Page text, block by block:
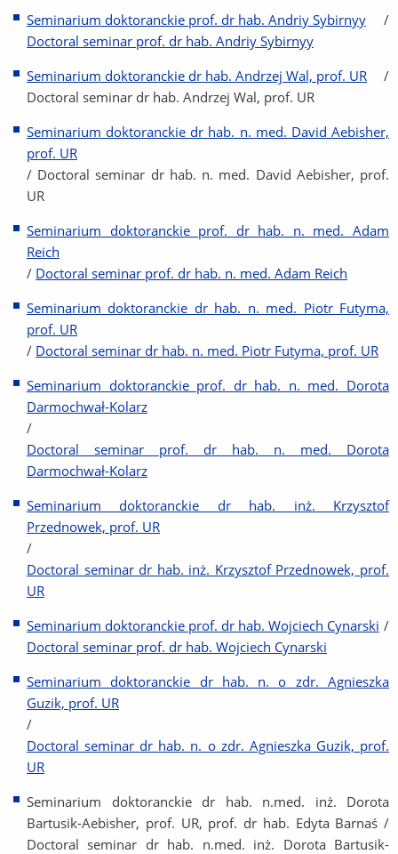
Seminarium doktoranckie prof. dr hab. Andriy Sybirnyy /
Doctoral seminar prof. dr hab. Andriy Sybirnyy
Seminarium doktoranckie dr hab. Andrzej Wal, prof. UR /
Doctoral seminar dr hab. Andrzej Wal, prof. UR
Seminarium doktoranckie dr hab. n. med. David Aebisher,
prof. UR
/ Doctoral seminar dr hab. n. med. David Aebisher, prof.
UR
Seminarium doktoranckie prof. dr hab. n. med. Adam
Reich
/ Doctoral seminar prof. dr hab. n. med. Adam Reich
Seminarium doktoranckie dr hab. n. med. Piotr Futyma,
prof. UR
/ Doctoral seminar dr hab. n. med. Piotr Futyma, prof. UR
Seminarium doktoranckie prof. dr hab. n. med. Dorota
Darmochwał-Kolarz
/
Doctoral seminar prof. dr hab. n. med. Dorota
Darmochwał-Kolarz
Seminarium doktoranckie dr hab. inż. Krzysztof
Przednowek, prof. UR
/
Doctoral seminar dr hab. inż. Krzysztof Przednowek, prof.
UR
Seminarium doktoranckie prof. dr hab. Wojciech Cynarski /
Doctoral seminar prof. dr hab. Wojciech Cynarski
Seminarium doktoranckie dr hab. n. o zdr. Agnieszka
Guzik, prof. UR
/
Doctoral seminar dr hab. n. o zdr. Agnieszka Guzik, prof.
UR
Seminarium doktoranckie dr hab. n.med. inż. Dorota
Bartusik-Aebisher, prof. UR, prof. dr hab. Edyta Barnaś /
Doctoral seminar dr hab. n.med. inż. Dorota Bartusik-